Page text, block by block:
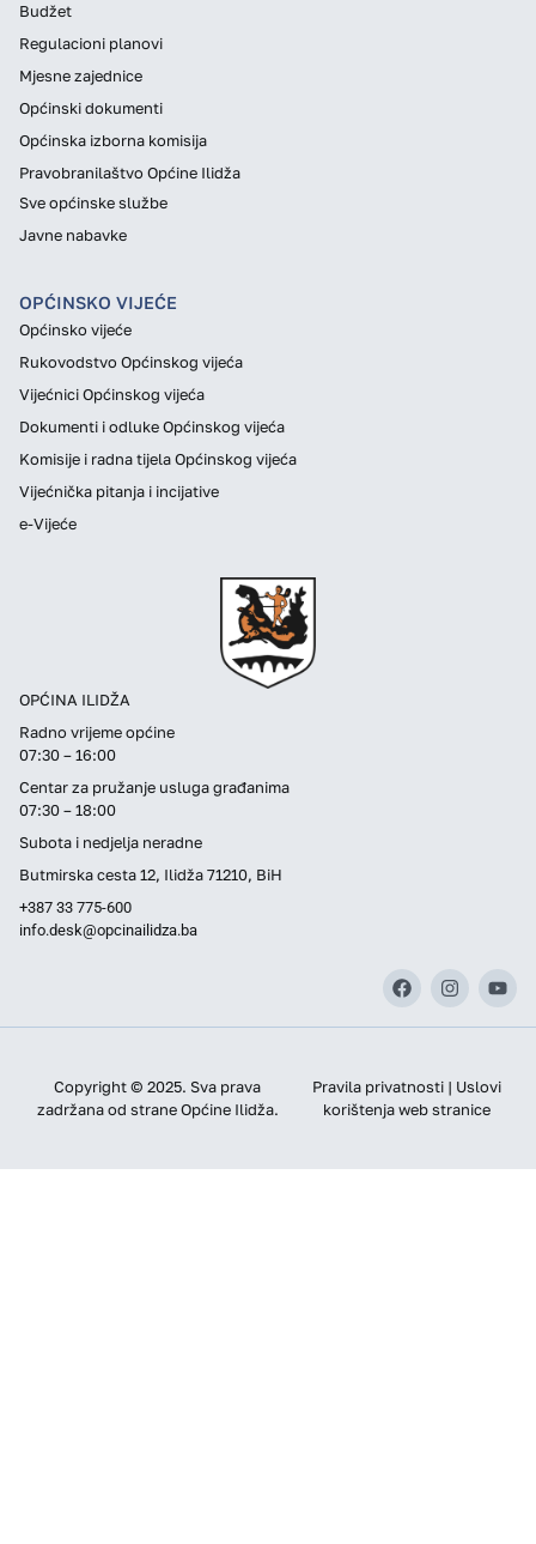
OPĆINA ILIDŽA
Radno vrijeme općine
07:30 – 16:00
Centar za pružanje usluga građanima
07:30 – 18:00
Subota i nedjelja neradne
Butmirska cesta 12, Ilidža 71210, BiH
+387 33 775-600
info.desk@opcinailidza.ba
Budžet
Regulacioni planovi
Mjesne zajednice
Općinski dokumenti
Općinska izborna komisija
Pravobranilaštvo Općine Ilidža
Sve općinske službe
Javne nabavke
OPĆINSKO VIJEĆE
Općinsko vijeće
Rukovodstvo Općinskog vijeća
Vijećnici Općinskog vijeća
Dokumenti i odluke Općinskog vijeća
Komisije i radna tijela Općinskog vijeća
Vijećnička pitanja i incijative
e-Vijeće
Copyright © 2025. Sva prava
zadržana od strane Općine Ilidža.
Pravila privatnosti | Uslovi
korištenja web stranice